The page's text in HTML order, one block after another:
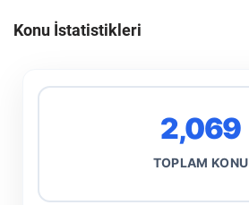
Konu İstatistikleri
2,069
TOPLAM KONU